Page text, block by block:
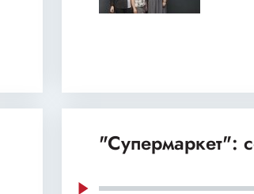
"Супермаркет":